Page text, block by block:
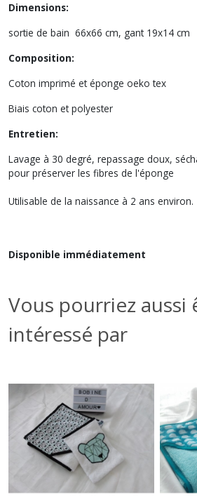
Dimensions:
sortie de bain 66x66 cm, gant 19x14 cm
Composition:
Coton imprimé et éponge oeko tex
Biais coton et polyester
Entretien:
Lavage à 30 degré, repassage doux,
pour préserver les fibres de l'éponge
Utilisable de la naissance à 2 ans environ.
Disponible immédiatement
Vous pourriez aussi
intéressé par